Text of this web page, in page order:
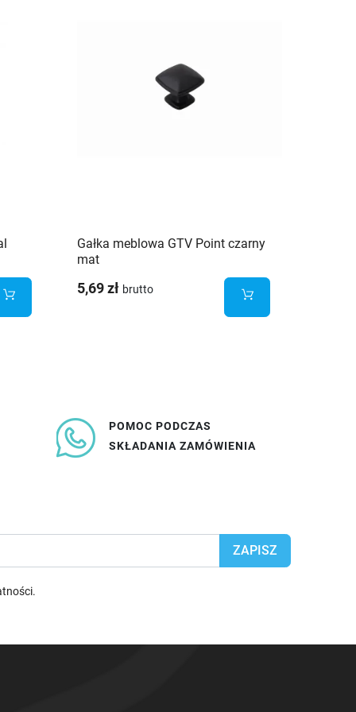
Gałka meblowa GTV Point czarny
mat
5,69 zł brutto
POMOC PODCZAS
SKŁADANIA ZAMÓWIENIA
.